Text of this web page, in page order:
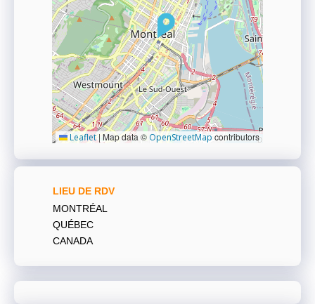
Leaflet | Map data © OpenStreetMap contributors
LIEU DE RDV
MONTRÉAL
QUÉBEC
CANADA